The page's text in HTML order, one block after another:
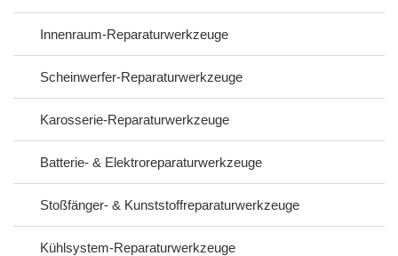
Innenraum-Reparaturwerkzeuge
Scheinwerfer-Reparaturwerkzeuge
Karosserie-Reparaturwerkzeuge
Batterie- & Elektroreparaturwerkzeuge
Stoßfänger- & Kunststoffreparaturwerkzeuge
Kühlsystem-Reparaturwerkzeuge